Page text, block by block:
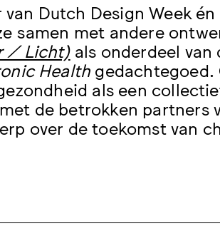
Dutch Design Week
samen met andere
/ Licht)als onderdeel van
Health gedachtegoed.
als een
de betrokken partners
over de toekomst van